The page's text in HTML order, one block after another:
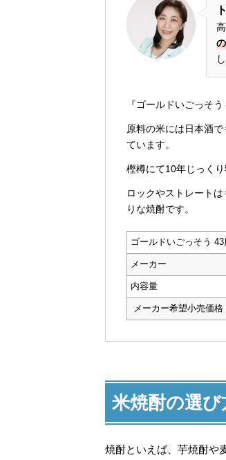
『ゴールドいごっそ
原料の米には日本酒
ています。
樫樽にて10年じっく
ロックやストレート
りな焼酎です。
ゴールドいごっそう 43
メーカー
内容量
メーカー希望小売価格
米焼酎の選び
焼酎といえば、芋焼酎や